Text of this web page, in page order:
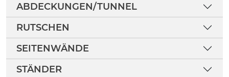
ABDECKUNGEN/TUNNEL
RUTSCHEN
SEITENWÄNDE
STÄNDER